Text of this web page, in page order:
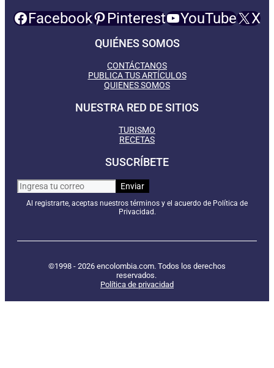
Facebook Pinterest YouTube X
QUIÉNES SOMOS
CONTÁCTANOS
PUBLICA TUS ARTÍCULOS
QUIENES SOMOS
NUESTRA RED DE SITIOS
TURISMO
RECETAS
SUSCRÍBETE
Al registrarte, aceptas nuestros términos y el acuerdo de Política de
Privacidad.
©1998 - 2026 encolombia.com. Todos los derechos
reservados.
Política de privacidad